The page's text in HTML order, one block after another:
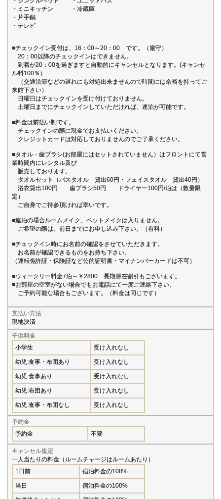
・ミニキッチン ・冷蔵庫
・片手鍋
・テレビ
■チェックイン受付は、16：00～20：00 です。（厳守）
20：00以降のチェックインはできません。
到着が20：00を過ぎますと自動的にキャンセルとなります。(キャンセ
ル料100％）
（交通渋滞などの遅れにも対処出来ませんので時間には余裕を持ってご
来館下さい）
日曜日はチェックインを受け付けておりません。
土曜日までにチェックインしていただければ、連泊が可能です。
■料金は前払い制です。
チェックインの際に現金でお支払いください。
クレジットカードは対応しておりませんのでご了承ください。
■タオル・歯ブラシ(お部屋にはセットされていません）はフロントにて営
業時間内にレンタル及び
販売しております。
タオルセット（バスタオル 貸出60円・フェイスタオル 貸出40円）
浴衣貸出100円 歯ブラシ50円 ドライヤー100円/泊は（数量限
定）
ご自身でご持参頂ければ幸いです。
■連泊の場合ルームメイク、ベットメイクは入りません。
ご希望の際は、前日までにお申し込み下さい。（有料）
■チェックイン時にお名前の確認をさせていただきます。
お名前が確認できるものをお持ち下さい。
（運転免許証・保険証など公的証明書・マイナンバーカードは不可）
■ウィークリー料金7泊～￥2800 長期滞在割引もございます。
■お部屋の空室がない場合でもお電話にて一度ご連絡下さい。
ご予約可能な場合もございます。（料金は同じです）
支払い方法
現地決済
子供料金
小学生
受け入れなし
幼児:食事・布団あり 受け入れなし
幼児:食事あり 受け入れなし
幼児:布団あり 受け入れなし
幼児:食事・布団なし 受け入れなし
予約金
予約金
不要
キャンセル規定
一人当たりの料金（ルームチャージはルームあたり）
1日前
宿泊料金の100%
当日 宿泊料金の100%